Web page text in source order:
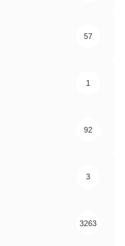
57
1
92
3
3263